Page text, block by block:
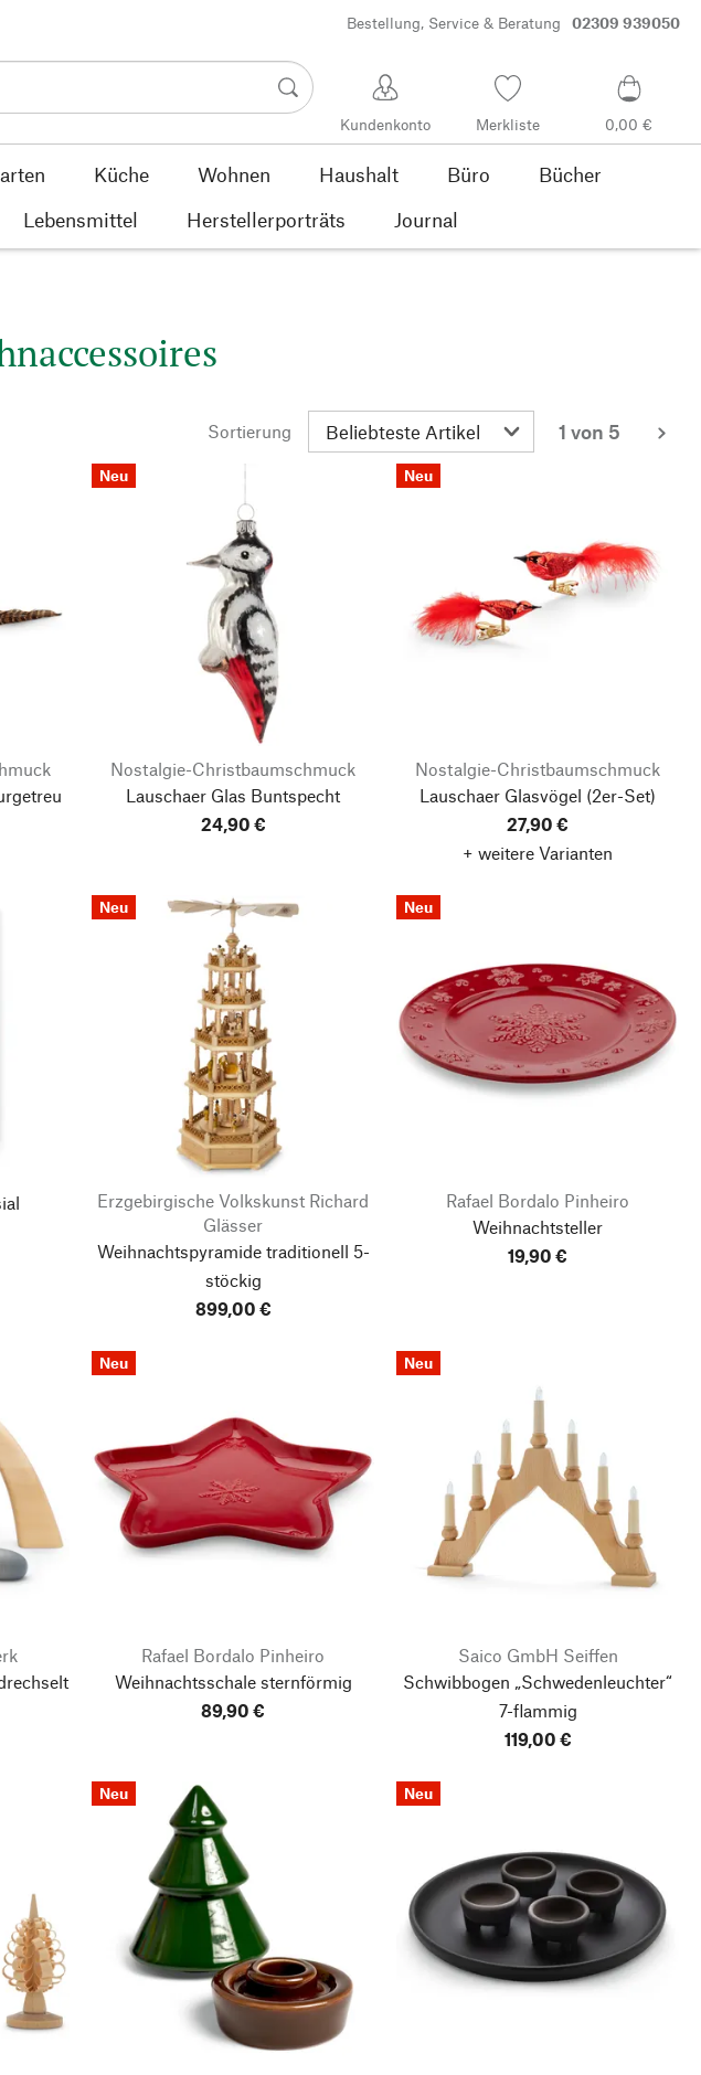
Bestellung, Service & Beratung 02309 939050
Kundenkonto Merkliste 0,00 €
Küche Wohnen Haushalt Büro
Bücher
Lebensmittel Herstellerporträts Journal
Sortierung
1 von 5
Neu
Nostalgie-Christbaumschmuck
Lauschaer Glas Buntspecht
24,90 €
Neu
Nostalgie-Christbaumschmuck
Lauschaer Glasvögel (2er-Set)
27,90 €
+ weitere Varianten
Neu
Erzgebirgische Volkskunst Richard
Glässer
Weihnachtspyramide traditionell 5-
stöckig
899,00 €
Neu
Rafael Bordalo Pinheiro
Weihnachtsteller
19,90 €
Neu
Rafael Bordalo Pinheiro
Weihnachtsschale sternförmig
89,90 €
Neu
Saico GmbH Seiffen
Schwibbogen „Schwedenleuchter“
7-flammig
119,00 €
Neu Neu